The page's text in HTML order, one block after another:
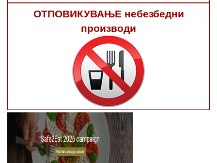
ОТПОВИКУВАЊЕ небезбедни
производи